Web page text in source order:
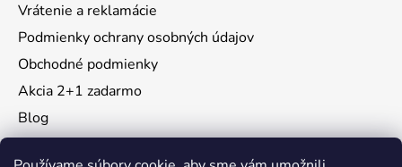
Vrátenie a reklamácie
Podmienky ochrany osobných údajov
Obchodné podmienky
Akcia 2+1 zadarmo
Blog